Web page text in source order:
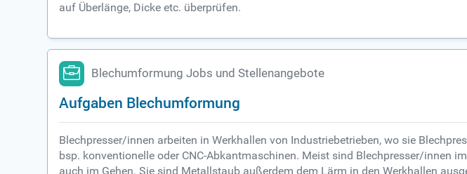
auf Überlänge, Dicke etc. überprüfen.
Blechumformung Jobs und Stellenangebote
Aufgaben Blechumformung
Blechpresser/innen arbeiten in Werkhallen von Industriebetrieben, wo sie
bsp. konventionelle oder CNC-Abkantmaschinen. Meist sind Blechpresser/innen
auch im Gehen. Sie sind Metallstaub außerdem dem Lärm in den Werkhallen